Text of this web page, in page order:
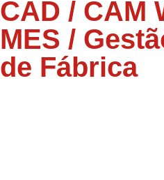
CAD / CAM
MES /
de Fábrica